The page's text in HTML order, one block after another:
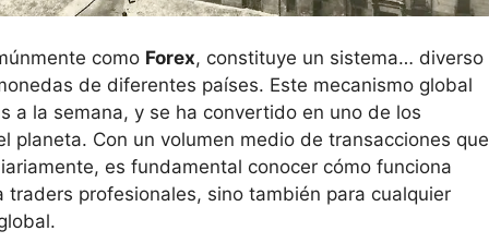
como Forex, constituye un sistema… diverso
de ⁢diferentes países. Este⁤ mecanismo global
a la semana, y se ha⁢ convertido en uno de los
planeta. Con un volumen medio de transacciones que
es fundamental conocer cómo funciona
traders profesionales, ‌sino⁢ también para cualquier